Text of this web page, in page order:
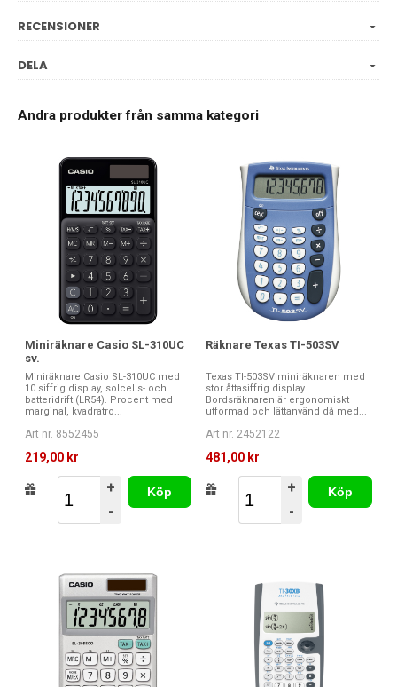
RECENSIONER
DELA
Andra produkter från samma kategori
Miniräknare Casio SL-310UC
sv.
Miniräknare Casio SL-310UC med
10 siffrig display, solcells- och
batteridrift (LR54). Procent med
marginal, kvadratro...
Art nr. 8552455
219,00 kr
+
-
Köp
Räknare Texas TI-503SV
Texas TI-503SV miniräknaren med
stor åttasiffrig display.
Bordsräknaren är ergonomiskt
utformad och lättanvänd då med...
Art nr. 2452122
481,00 kr
+
-
Köp